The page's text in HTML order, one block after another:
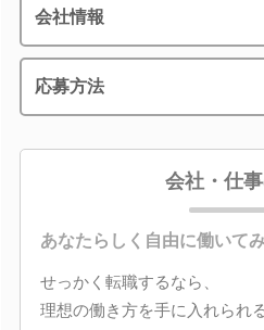
会社情報
応募方法
会社・仕
あなたらしく自由に働いて
せっかく転職するなら、
理想の働き方を手に入れられ